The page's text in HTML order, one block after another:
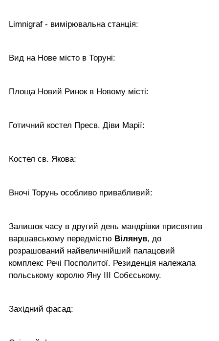
Limnigraf - вимірювальна станція:
Вид на Нове місто в Торуні:
Площа Новий Ринок в Новому місті:
Готичний костел Пресв. Діви Марії:
Костел св. Якова:
Вночі Торунь особливо привабливий:
Залишок часу в другий день мандрівки присвятив
варшавському передмістю Вілянув, до
розрашований найвеличнійший палацовий
комплекс Речі Посполитої. Резиденція належала
польському королю Яну ІІІ Собєському.
Західний фасад: